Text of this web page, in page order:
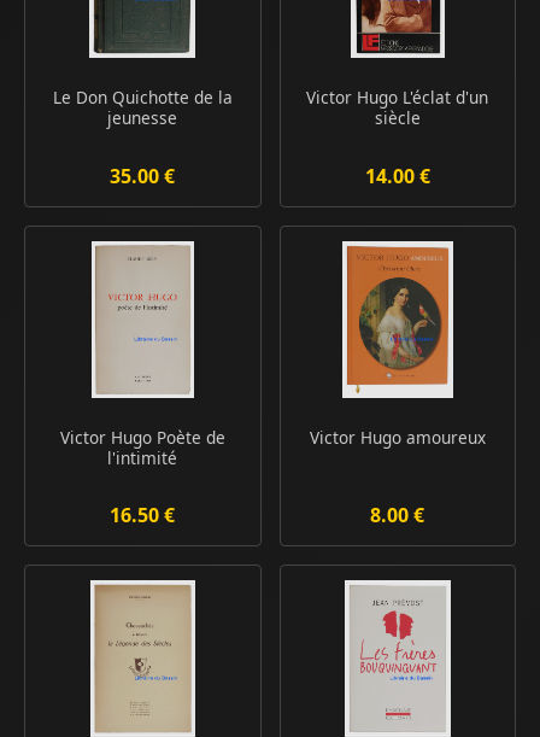
Le Don Quichotte de la
jeunesse
35.00 €
Victor Hugo L'éclat d'un
siècle
14.00 €
Victor Hugo Poète de
l'intimité
16.50 €
Victor Hugo amoureux
8.00 €